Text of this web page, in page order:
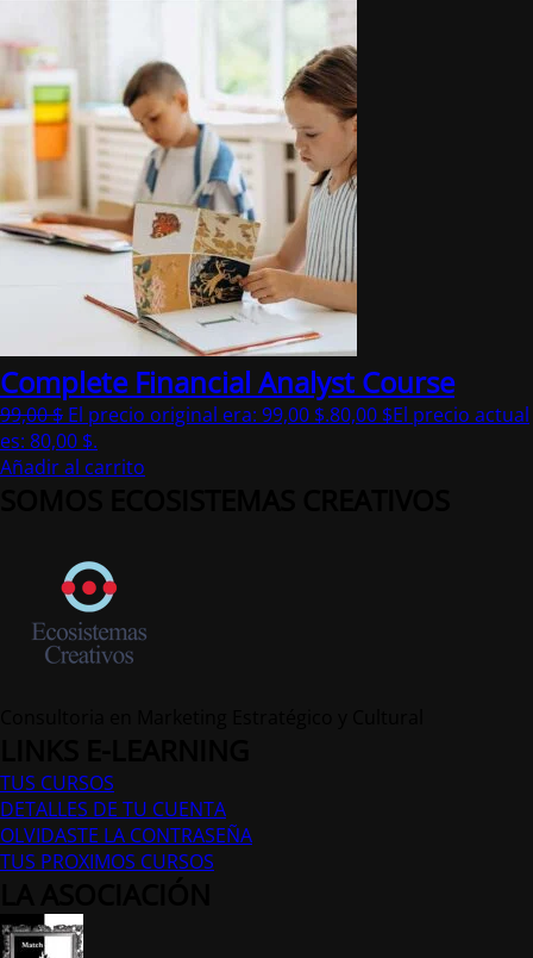
Complete Financial Analyst Course
99,00$ El precio original era: 99,00 $.80,00 $El precio actual
es: 80,00 $.
Añadir al carrito
TUS CURSOS
DETALLES DE TU CUENTA
OLVIDASTE LA CONTRASEÑA
TUS PROXIMOS CURSOS